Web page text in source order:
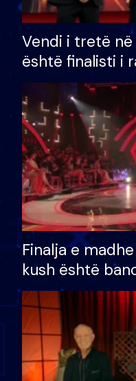
Vendi i tretë në
është finalisti i
Finalja e
kush është
shtëpinë dhe
të fituar